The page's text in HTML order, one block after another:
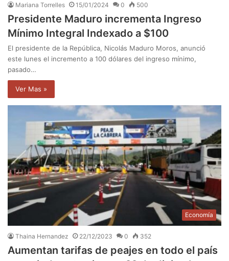
Mariana Torrelles 15/01/2024 0 500
Presidente Maduro incrementa Ingreso
Mínimo Integral Indexado a $100
El presidente de la República, Nicolás Maduro Moros, anunció
este lunes el incremento a 100 dólares del ingreso mínimo,
pasado…
Ver Mas »
Economía
Thaina Hernandez 22/12/2023 0 352
Aumentan tarifas de peajes en todo el país